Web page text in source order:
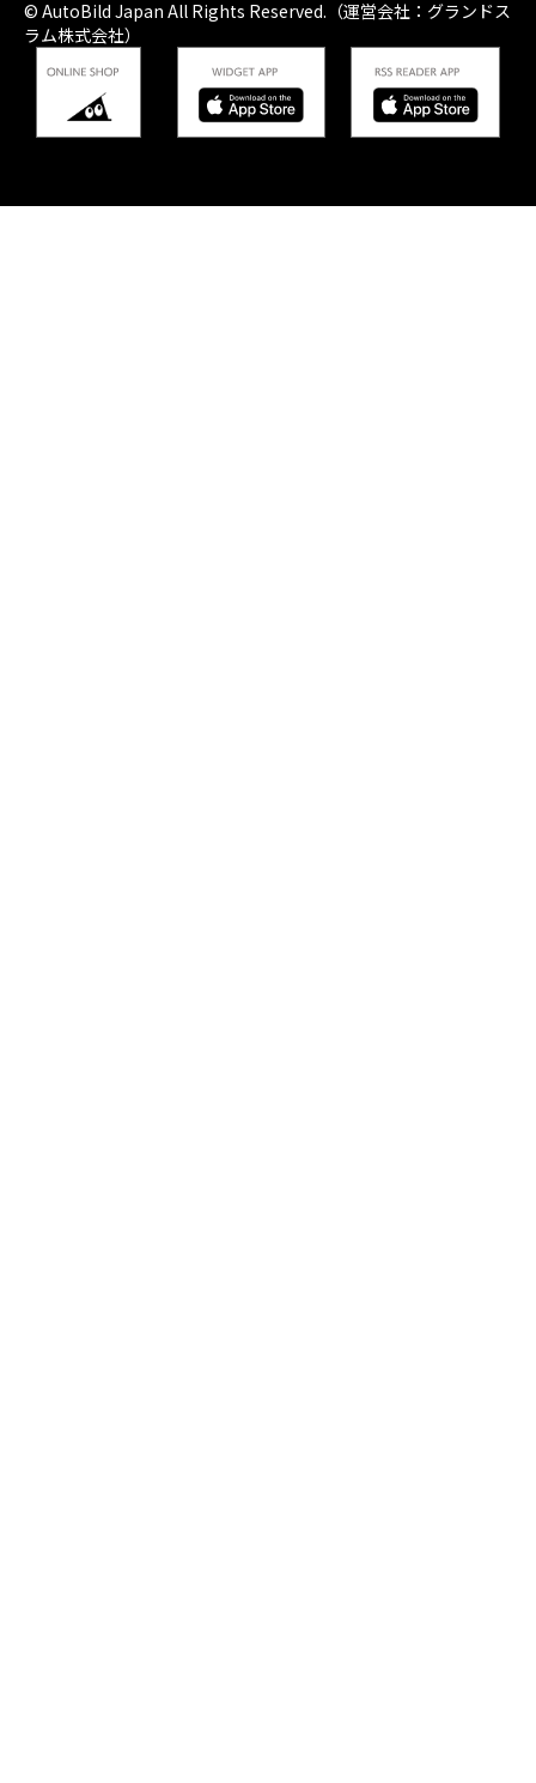
© AutoBild Japan All Rights Reserved.（運営会社：グランドス
ラム株式会社）